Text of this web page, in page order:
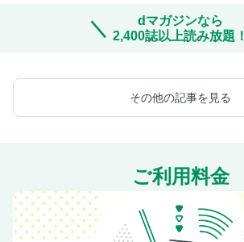
dマガジンなら
2,400誌以上読み放題！
その他の記事を見る
ご利用料金